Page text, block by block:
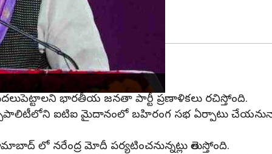
భారతీయ జనతా పార్టీ ప్రణాళికలు రచిస్తోంది.
ఐటిఐ మైదానంలో బహిరంగ సభ ఏర్పాటు
లో నరేంద్ర మోదీ పర్యటించనున్నట్లు తెలుస్తోంది.